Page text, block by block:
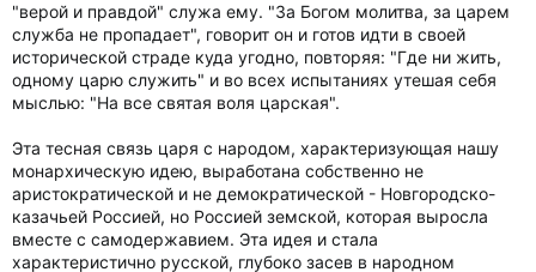
"верой и правдой" служа ему. "За Богом молитва, за царем
служба не пропадает", говорит он и готов идти в своей
исторической страде куда угодно, повторяя: "Где ни жить,
одному царю служить" и во всех испытаниях утешая себя
мыслью: "На все святая воля царская".
Эта тесная связь царя с народом, характеризующая нашу
монархическую идею, выработана собственно не
аристократической и не демократической - Новгородско-
казачьей Россией, но Россией земской, которая выросла
вместе с самодержавием. Эта идея и стала
характеристично русской, глубоко засев в народном